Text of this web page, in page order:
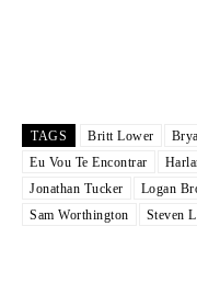
TAGS Britt Lower
Eu Vou Te Encontrar
Jonathan Tucker
Logan
Sam Worthington
Steven